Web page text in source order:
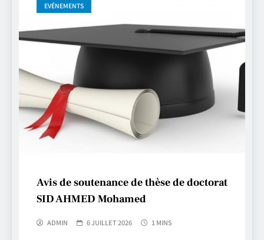
EVÉNEMENTS
Avis de soutenance de thèse de doctorat
SID AHMED Mohamed
ADMIN 6 JUILLET 2026 1 MINS